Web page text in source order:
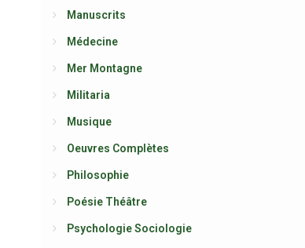
Manuscrits
Médecine
Mer Montagne
Militaria
Musique
Oeuvres Complètes
Philosophie
Poésie Théâtre
Psychologie Sociologie